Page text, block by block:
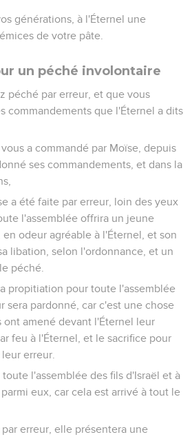
générations, à l'Éternel une
de votre pâte.
un péché involontaire
péché par erreur, et que vous
commandements que l'Éternel a dits
a commandé par Moïse, depuis
ses commandements, et dans la
a été faite par erreur, loin des yeux
l'assemblée offrira un jeune
odeur agréable à l'Éternel, et son
libation, selon l'ordonnance, et un
péché.
propitiation pour toute l'assemblée
sera pardonné, car c'est une chose
ont amené devant l'Éternel leur
feu à l'Éternel, et le sacrifice pour
erreur.
toute l'assemblée des fils d'Israël et à
eux, car cela est arrivé à tout le
erreur, elle présentera une